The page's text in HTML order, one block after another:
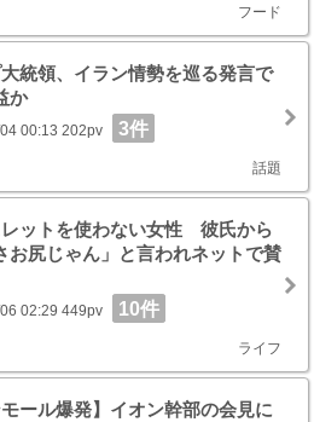
フード
統領、イラン情勢を巡る発言で
か
00:13 202pv 3件
話題
ットを使わない女性 彼氏から
お尻じゃん」と言われネットで賛
02:29 449pv 10件
ライフ
ール爆発】イオン幹部の会見に